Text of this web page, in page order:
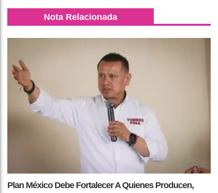
Nota Relacionada
Plan México Debe Fortalecer A Quienes Producen,